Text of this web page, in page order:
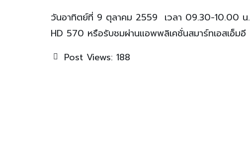
วันอาทิตย์ที่ 9 ตุลาคม 2559 เวลา 09.30-10.00 น.
HD 570 หรือรับชมผ่านแอพพลิเคชั่นสมาร์ทเอสเอ็
Post Views: 188